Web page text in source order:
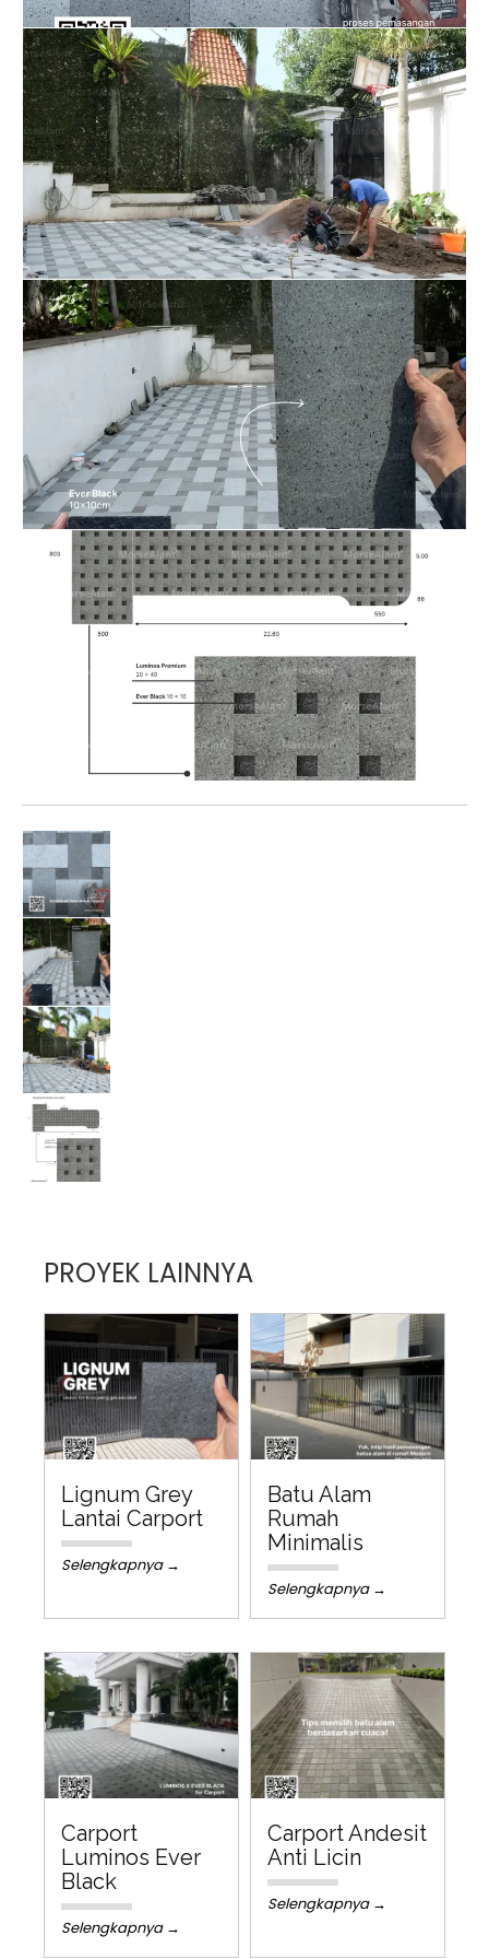
PROYEK LAINNYA
Lignum Grey
Lantai Carport
Selengkapnya →
Batu Alam
Rumah
Minimalis
Selengkapnya →
Carport
Luminos Ever
Black
Selengkapnya →
Carport Andesit
Anti Licin
Selengkapnya →